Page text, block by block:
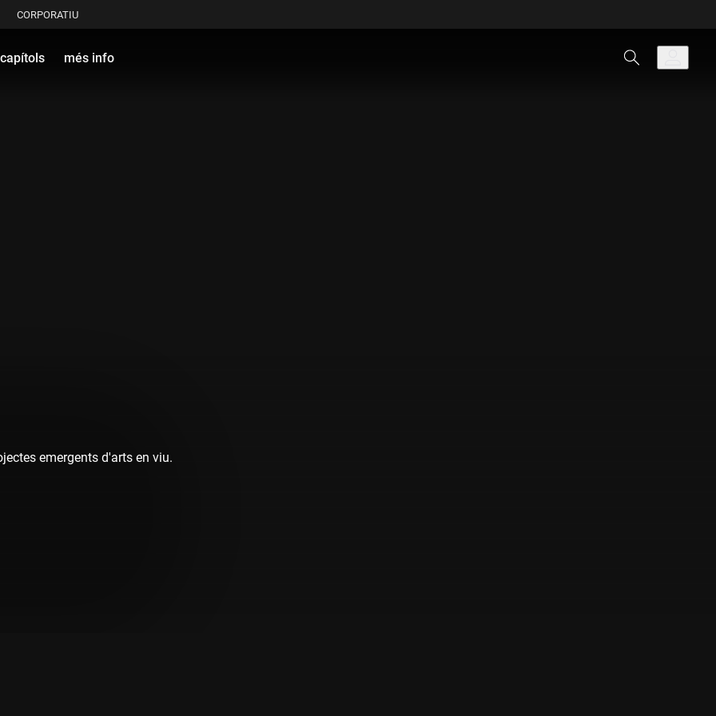
CORPORATIU
capítols més info
emergents d'arts en viu.